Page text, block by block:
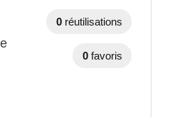
0 réutilisations
0 favoris